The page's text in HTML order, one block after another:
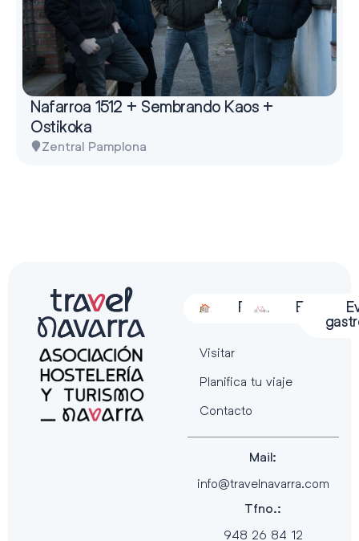
Nafarroa 1512 + Sembrando Kaos +
Ostikoka
Zentral Pamplona
Alojamiento
Restauración
Actividades
Visitar
Planifica tu viaje
Contacto
Mail:
info@travelnavarra.com
Tfno.:
948 26 84 12